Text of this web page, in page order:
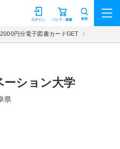
パンフ・願書
ログイン 検索
円分電子図書カードGET
ーション大学
県